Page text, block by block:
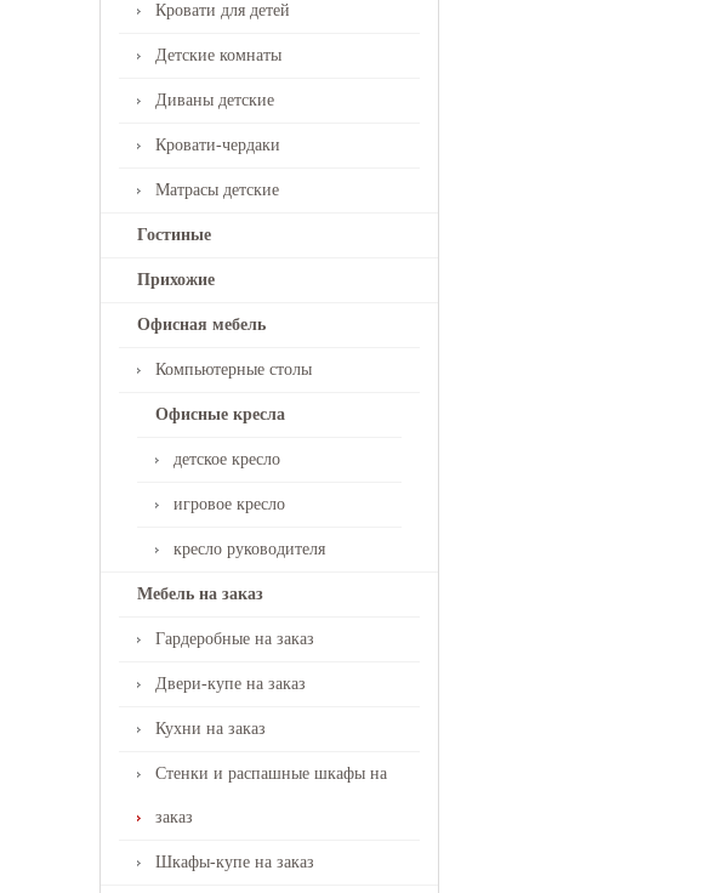
Кровати для детей
Детские комнаты
Диваны детские
Кровати-чердаки
Матрасы детские
Гостиные
Прихожие
Офисная мебель
Компьютерные столы
Офисные кресла
детское кресло
игровое кресло
кресло руководителя
Мебель на заказ
Гардеробные на заказ
Двери-купе на заказ
Кухни на заказ
Стенки и распашные шкафы на
заказ
Шкафы-купе на заказ